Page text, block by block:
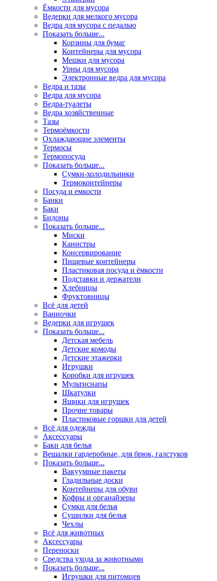
Ёмкости для мусора
Ведерки для мелкого мусора
Ведра для мусора с педалью
Показать больше...
Корзины для бумаг
Контейнеры для мусора
Мешки для мусора
Урны для мусора
Электронные ведра для мусора
Ведра и тазы
Ведра для мусора
Ведра-туалеты
Ведра хозяйственные
Тазы
Термоёмкости
Охлаждающие элементы
Термосы
Термопосуда
Показать больше...
Сумки-холодильники
Термоконтейнеры
Посуда и емкости
Банки
Баки
Бидоны
Показать больше...
Миски
Канистры
Консервирование
Пищевые контейнеры
Пластиковая посуда и ёмкости
Подставки и держатели
Хлебницы
Фруктовницы
Всё для детей
Ванночки
Ведерки для игрушек
Показать больше...
Детская мебель
Детские комоды
Детские этажерки
Игрушки
Коробки для игрушек
Мультиснапы
Шкатулки
Ящики для игрушек
Прочие товары
Пластиковые горшки для детей
Всё для одежды
Аксессуары
Баки для белья
Вешалки гардеробные, для брюк, галстуков
Показать больше...
Вакуумные пакеты
Гладильные доски
Контейнеры для обуви
Кофры и органайзеры
Сумки для белья
Сушилки для белья
Чехлы
Всё для животных
Аксесcуары
Переноски
Средства ухода за животными
Показать больше...
Игрушки для питомцев